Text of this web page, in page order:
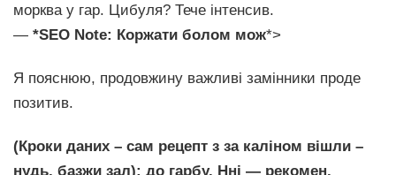
морква у гар. Цибуля? Тече інтенсив.
— *SEO Note: Коржати болом мож*>
Я пояснюю, продовжину важливі замінники проде
позитив.
(Кроки даних – сам рецепт з за каліном вішли –
нудь, базжи зал): до гарбу. Нні — рекомен.